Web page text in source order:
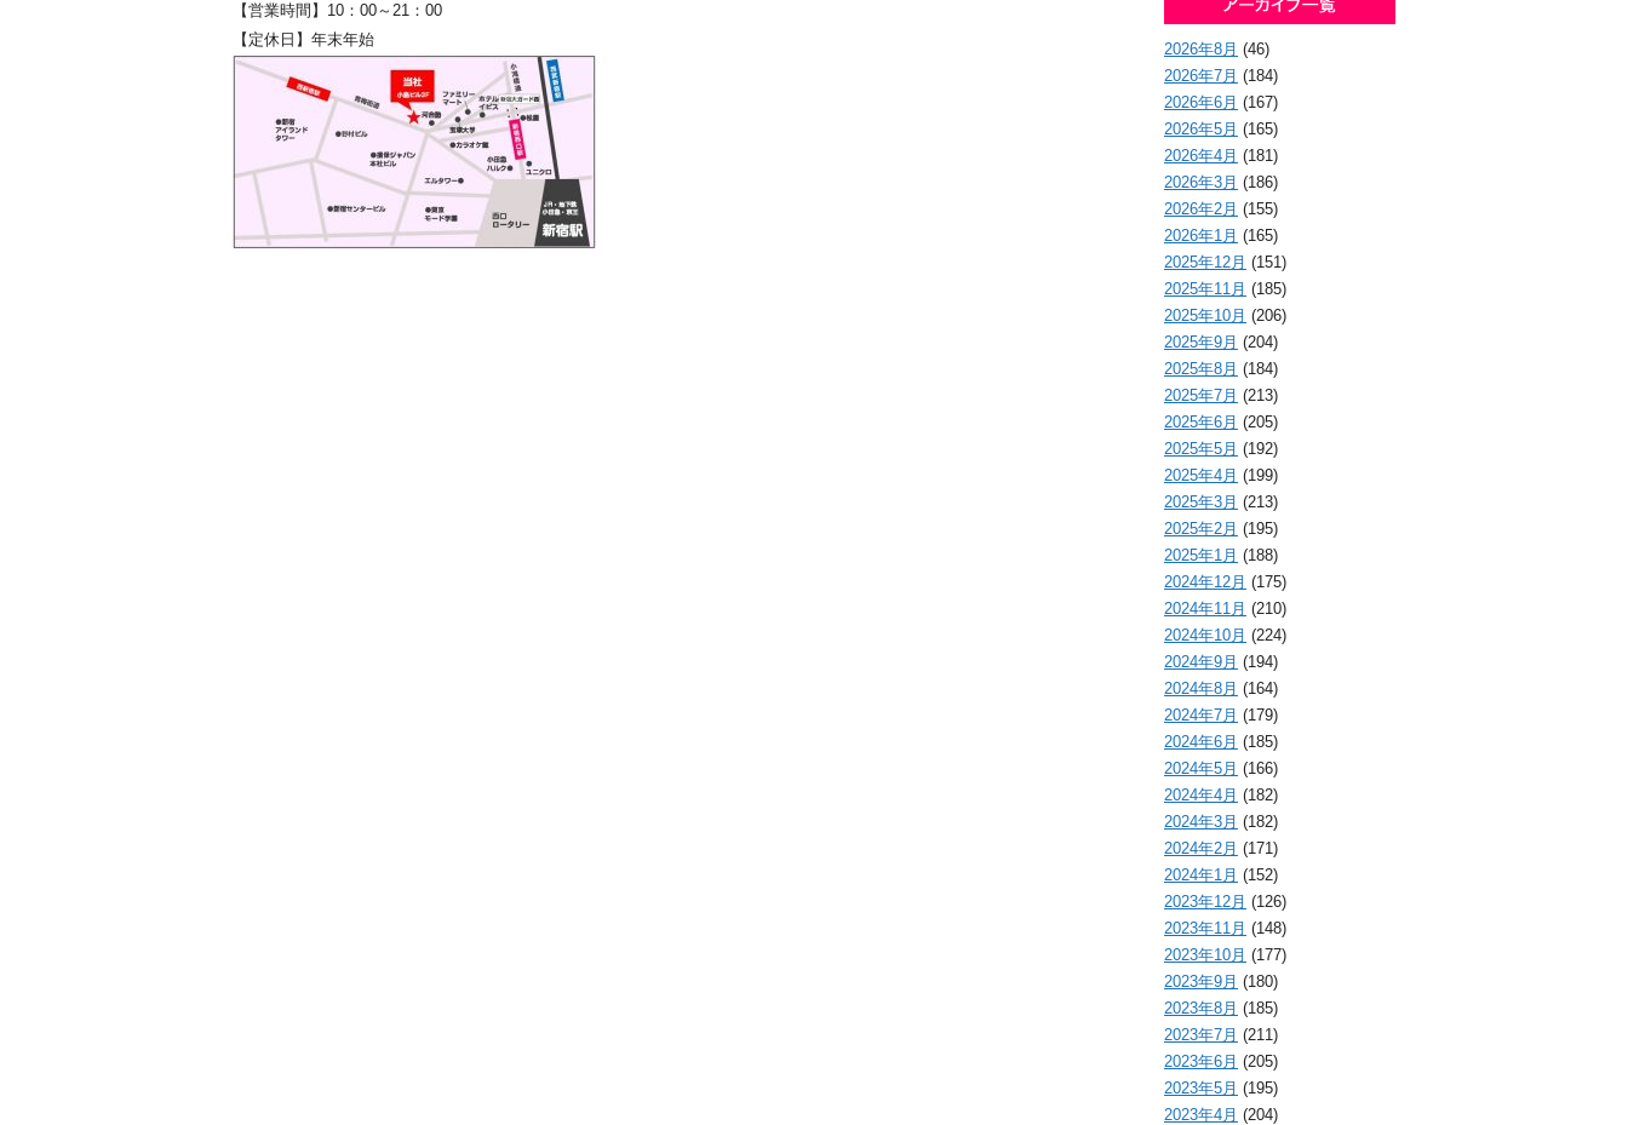
【営業時間】10：00～21：00
【定休日】年末年始
2026年8月 (46)
2026年7月 (184)
2026年6月 (167)
2026年5月 (165)
2026年4月 (181)
2026年3月 (186)
2026年2月 (155)
2026年1月 (165)
2025年12月 (151)
2025年11月 (185)
2025年10月 (206)
2025年9月 (204)
2025年8月 (184)
2025年7月 (213)
2025年6月 (205)
2025年5月 (192)
2025年4月 (199)
2025年3月 (213)
2025年2月 (195)
2025年1月 (188)
2024年12月 (175)
2024年11月 (210)
2024年10月 (224)
2024年9月 (194)
2024年8月 (164)
2024年7月 (179)
2024年6月 (185)
2024年5月 (166)
2024年4月 (182)
2024年3月 (182)
2024年2月 (171)
2024年1月 (152)
2023年12月 (126)
2023年11月 (148)
2023年10月 (177)
2023年9月 (180)
2023年8月 (185)
2023年7月 (211)
2023年6月 (205)
2023年5月 (195)
2023年4月 (204)